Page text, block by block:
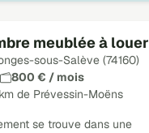
meublée à louer
sous-Salève (74160)
800 € / mois
de Prévessin-Moëns
se trouve dans une